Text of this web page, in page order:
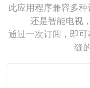
此应用程序兼容多
还是智能电视
通过一次订阅，即
缝